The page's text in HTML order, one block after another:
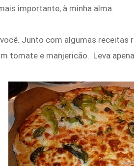
importante, à minha alma.
Junto com algumas
tomate e manjericão. Leva